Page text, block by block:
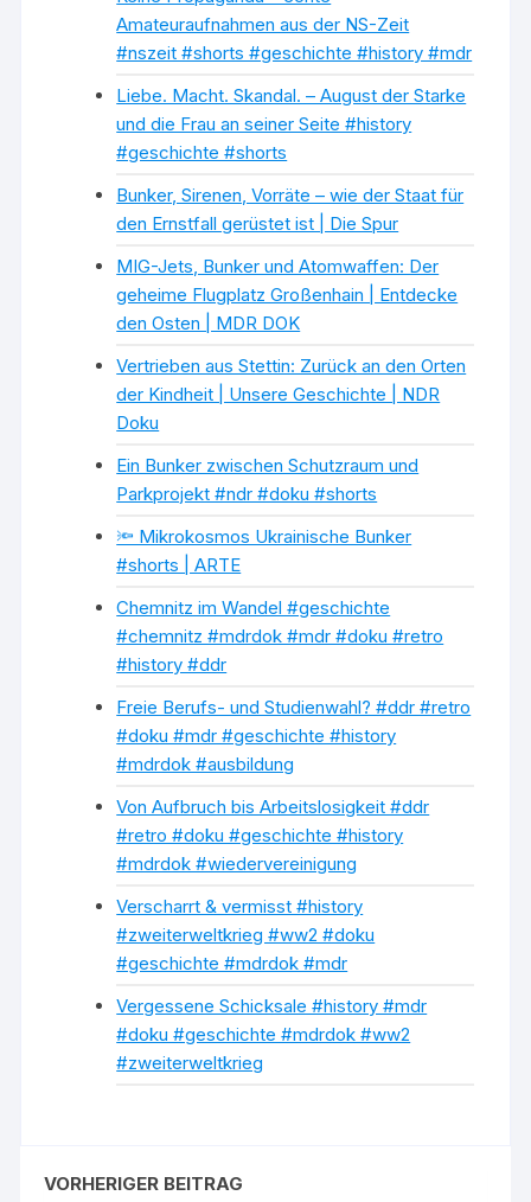
Amateuraufnahmen aus der NS-Zeit
#nszeit #shorts #geschichte #history #mdr
Liebe. Macht. Skandal. – August der Starke
und die Frau an seiner Seite #history
#geschichte #shorts
Bunker, Sirenen, Vorräte – wie der Staat für
den Ernstfall gerüstet ist | Die Spur
MIG-Jets, Bunker und Atomwaffen: Der
geheime Flugplatz Großenhain | Entdecke
den Osten | MDR DOK
Vertrieben aus Stettin: Zurück an den Orten
der Kindheit | Unsere Geschichte | NDR
Doku
Ein Bunker zwischen Schutzraum und
Parkprojekt #ndr #doku #shorts
🔦 Mikrokosmos Ukrainische Bunker
#shorts | ARTE
Chemnitz im Wandel #geschichte
#chemnitz #mdrdok #mdr #doku #retro
#history #ddr
Freie Berufs- und Studienwahl? #ddr #retro
#doku #mdr #geschichte #history
#mdrdok #ausbildung
Von Aufbruch bis Arbeitslosigkeit #ddr
#retro #doku #geschichte #history
#mdrdok #wiedervereinigung
Verscharrt & vermisst #history
#zweiterweltkrieg #ww2 #doku
#geschichte #mdrdok #mdr
Vergessene Schicksale #history #mdr
#doku #geschichte #mdrdok #ww2
#zweiterweltkrieg
VORHERIGER BEITRAG